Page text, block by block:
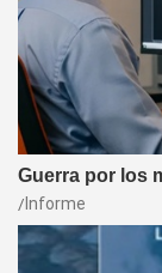
Guerra por los
Informe